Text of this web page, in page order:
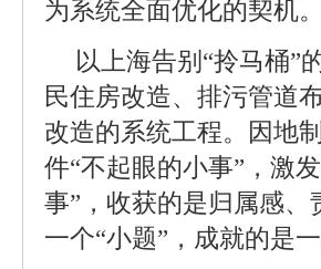
为系统全面优化的契机。
以上海告别“拎马桶”
民住房改造、排污管道
改造的系统工程。因地
件“不起眼的小事”，激
事”，收获的是归属感、
一个“小题”，成就的是